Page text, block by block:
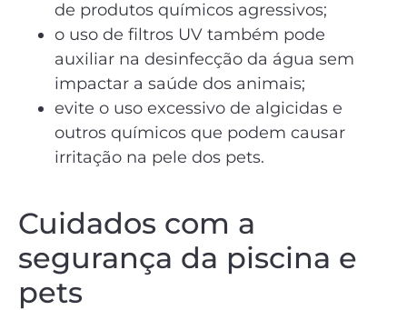
de produtos químicos agressivos;
o uso de filtros UV também pode
auxiliar na desinfecção da água sem
impactar a saúde dos animais;
evite o uso excessivo de algicidas e
outros químicos que podem causar
irritação na pele dos pets.
Cuidados com a
segurança da piscina e
pets